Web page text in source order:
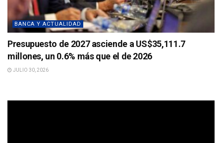
BANCA Y ACTUALIDAD
Presupuesto de 2027 asciende a US$35,111.7
millones, un 0.6% más que el de 2026
JULIO 30, 2026